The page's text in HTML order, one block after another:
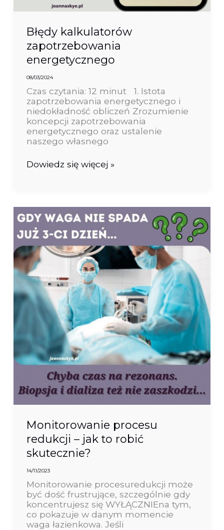
Błędy kalkulatorów
zapotrzebowania
energetycznego
08/03/2024
Czas czytania: 12 minut 1. Istota
zapotrzebowania energetycznego i
niedokładność obliczeń Zrozumienie
koncepcji zapotrzebowania
energetycznego oraz ustalenie
naszego własnego
Dowiedz się więcej »
Monitorowanie procesu
redukcji – jak to robić
skutecznie?
14/11/2023
Monitorowanie procesuredukcji może
być dość frustrujące, szczególnie gdy
koncentrujesz się WYŁĄCZNIEna tym,
co pokazuje w danym momencie
waga łazienkowa. Jeśli
Monitorowanie
procesu
redukcji
–
jak
to
robić
skutecznie?